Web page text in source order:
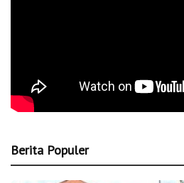
Berita Populer